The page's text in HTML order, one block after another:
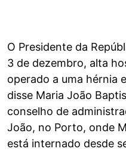
O Presidente da
3 de dezembro, alta
operado a uma hérnia
disse Maria João
conselho de
João, no Porto, onde
está internado desde